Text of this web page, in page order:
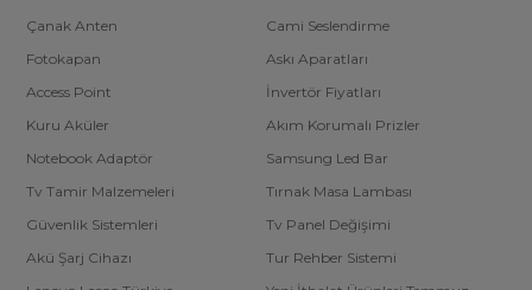
Çanak Anten
Cami Seslendirme
Fotokapan
Askı Aparatları
Access Point
İnvertör Fiyatları
Kuru Aküler
Akım Korumalı Prizler
Notebook Adaptör
Samsung Led Bar
Tv Tamir Malzemeleri
Tırnak Masa Lambası
Güvenlik Sistemleri
Tv Panel Değişimi
Akü Şarj Cihazı
Tur Rehber Sistemi